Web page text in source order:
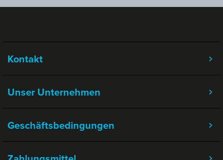
Kontakt
Unser Unternehmen
Geschäftsbedingungen